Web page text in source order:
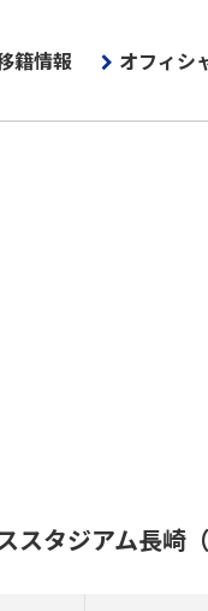
籍情報 オフィシ
スタジアム長崎